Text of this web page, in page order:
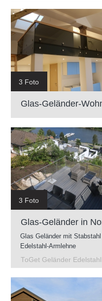
3 Foto
Glas-Geländer-
3 Foto
Glas-Geländer in
Glas Geländer mit
Edelstahl-Armlehne
ToGet Geländer